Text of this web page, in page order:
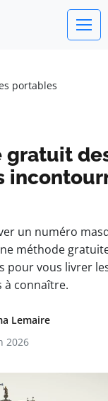
portables
gratuit
un numéro
méthode
pour vous livrer
à connaître.
Lemaire
2026